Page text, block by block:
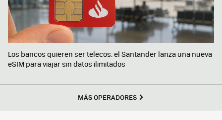
Los bancos quieren ser telecos: el Santander lanza una nueva
eSIM para viajar sin datos ilimitados
MÁS OPERADORES